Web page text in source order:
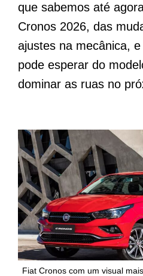
que sabemos até
Cronos 2026, das
ajustes na mecânica,
pode esperar do
dominar as ruas no
Fiat Cronos com um visual